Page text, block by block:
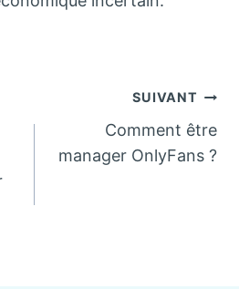
SUIVANT
Comment être
manager OnlyFans ?